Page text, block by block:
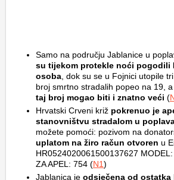
Samo na području Jablanice u
su tijekom protekle noći pogodili
osoba , dok su se u Fojnici utopile
broj smrtno stradalih popeo na 19, a
taj broj mogao biti i znatno veći (
Hrvatski Crveni križ pokrenuo je
stanovništvu stradalom u
možete pomoći: pozivom na
uplatom na žiro račun otvoren u
HR0524020061500137627
ZA APEL: 754 (N1)
Jablanica je odsječena od ostatka